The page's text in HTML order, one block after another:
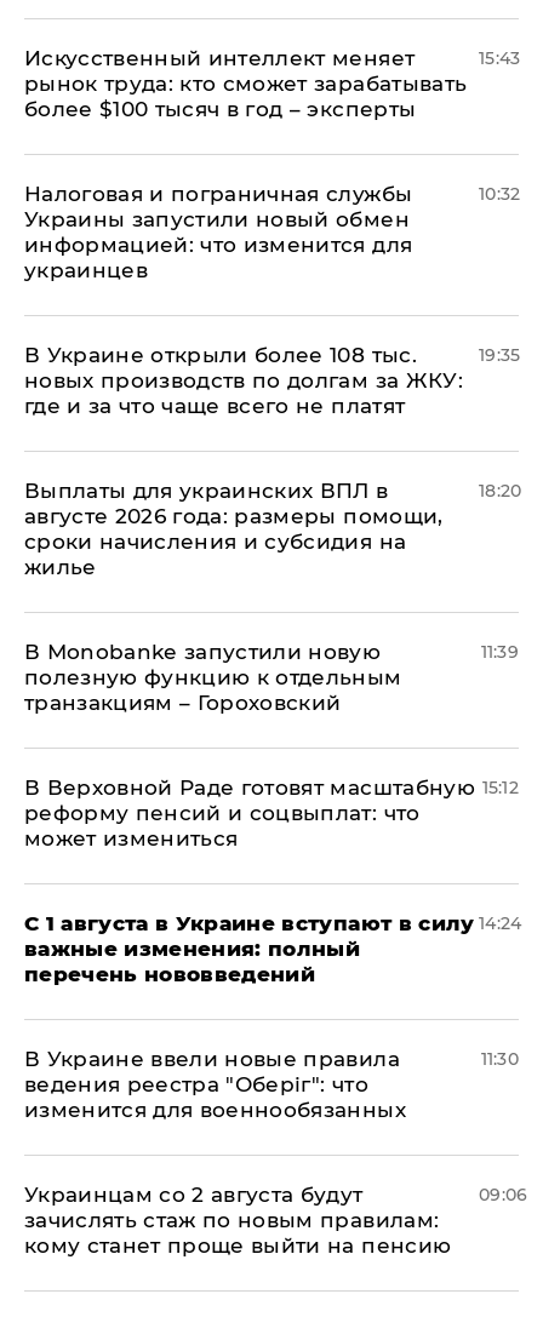
Искусственный интеллект меняет
рынок труда: кто сможет зарабатывать
более $100 тысяч в год – эксперты
15:43
Налоговая и пограничная службы
Украины запустили новый обмен
информацией: что изменится для
украинцев
10:32
В Украине открыли более 108 тыс.
новых производств по долгам за ЖКУ:
где и за что чаще всего не платят
19:35
Выплаты для украинских ВПЛ в
августе 2026 года: размеры помощи,
сроки начисления и субсидия на
жилье
18:20
В Мonobankе запустили новую
полезную функцию к отдельным
транзакциям – Гороховский
11:39
В Верховной Раде готовят масштабную
реформу пенсий и соцвыплат: что
может измениться
15:12
С 1 августа в Украине вступают в силу
важные изменения: полный
перечень нововведений
14:24
В Украине ввели новые правила
ведения реестра "Оберіг": что
изменится для военнообязанных
11:30
Украинцам со 2 августа будут
зачислять стаж по новым правилам:
кому станет проще выйти на пенсию
09:06